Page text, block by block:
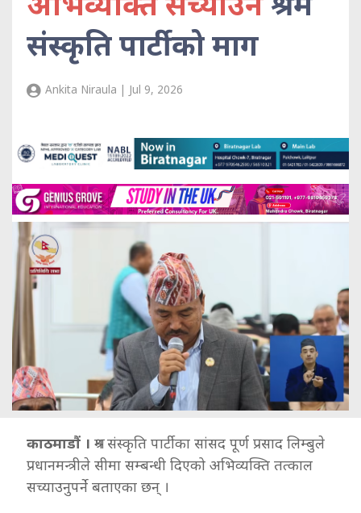
संस्कृति पार्टीको माग
Ankita Niraula | Jul 9, 2026
काठमाडौं । श्रम संस्कृति पार्टीका सांसद पूर्ण प्रसाद लिम्बुले
प्रधानमन्त्रीले सीमा सम्बन्धी दिएको अभिव्यक्ति तत्काल
सच्याउनुपर्ने बताएका छन् ।